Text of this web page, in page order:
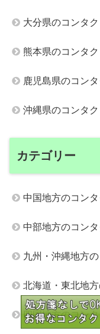
大分県のコンタ
熊本県のコンタ
鹿児島県のコン
沖縄県のコンタ
カテゴリー
中国地方のコン
中部地方のコン
九州・沖縄地方
北海道・東北地
四国地方のコン